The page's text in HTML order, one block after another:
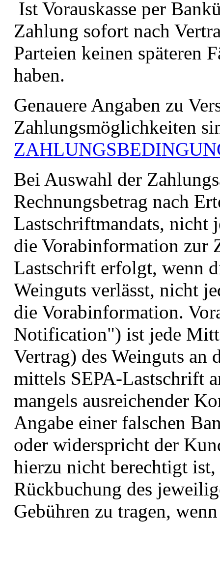
Ist Vorauskasse per
Zahlung sofort nach
Parteien keinen späteren
haben.
Genauere Angaben zu
Zahlungsmöglichkeiten
Bei Auswahl der
Rechnungsbetrag nach
Lastschriftmandats,
die Vorabinformation zur
Lastschrift erfolgt, wenn
Weinguts verlässt, nicht
die Vorabinformation.
Notification") ist jede
Vertrag) des Weinguts an
mittels SEPA-Lastschrift
mangels ausreichender
Angabe einer falschen
oder widerspricht der
hierzu nicht berechtigt
Rückbuchung des
Gebühren zu tragen,